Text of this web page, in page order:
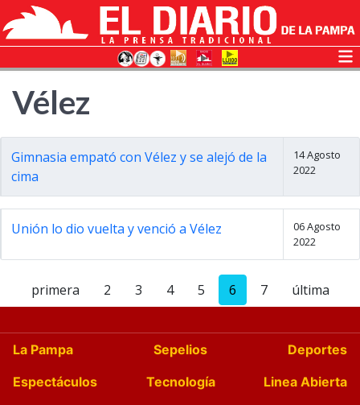
Vélez
Gimnasia empató con Vélez y se alejó de la
cima
14 Agosto
2022
Unión lo dio vuelta y venció a Vélez
06 Agosto
2022
primera 2 3 4 5 6 7 última
La Pampa Sepelios
Deportes
Espectáculos
Tecnología
Linea Abierta